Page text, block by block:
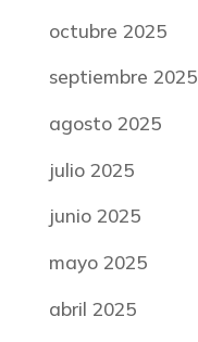
octubre 2025
septiembre 2025
agosto 2025
julio 2025
junio 2025
mayo 2025
abril 2025